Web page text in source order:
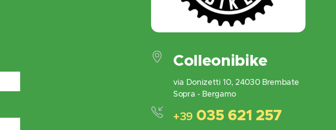
Colleonibike
via Donizetti 10, 24030 Brembate
Sopra - Bergamo
+39 035 621 257